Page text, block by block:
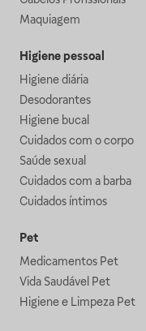
Maquiagem
Higiene pessoal
Higiene diária
Desodorantes
Higiene bucal
Cuidados com o corpo
Saúde sexual
Cuidados com a barba
Cuidados íntimos
Pet
Medicamentos Pet
Vida Saudável Pet
Higiene e Limpeza Pet